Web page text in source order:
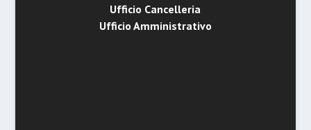
Ufficio Cancelleria
Ufficio Amministrativo